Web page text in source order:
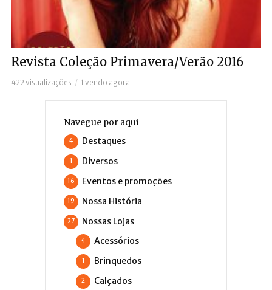
Revista Coleção Primavera/Verão 2016
422 visualizações 1 vendo agora
Navegue por aqui
Destaques
4
Diversos
1
Eventos e promoções
16
Nossa História
19
Nossas Lojas
27
Acessórios
4
Brinquedos
1
Calçados
2